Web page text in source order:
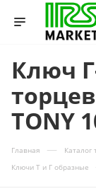
Ключ
TONY
Главная — Каталог
Ключи Т и Г образные